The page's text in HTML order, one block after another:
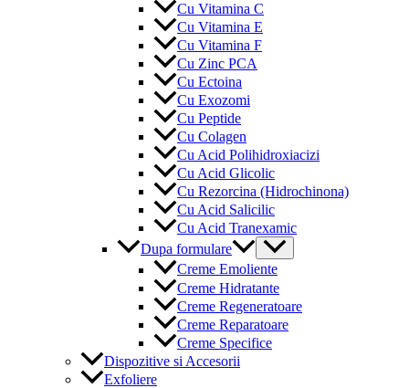
Cu Vitamina C
Cu Vitamina E
Cu Vitamina F
Cu Zinc PCA
Cu Ectoina
Cu Exozomi
Cu Peptide
Cu Colagen
Cu Acid Polihidroxiacizi
Cu Acid Glicolic
Cu Rezorcina (Hidrochinona)
Cu Acid Salicilic
Cu Acid Tranexamic
Dupa formulare
Menu
Toggle
Creme Emoliente
Creme Hidratante
Creme Regeneratoare
Creme Reparatoare
Creme Specifice
Dispozitive si Accesorii
Exfoliere